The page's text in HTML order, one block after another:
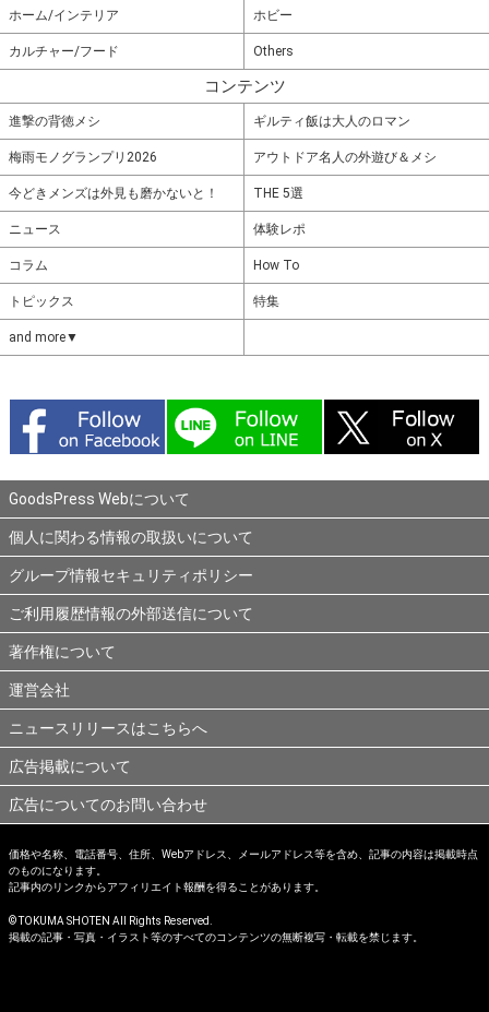
ホーム/インテリア ホビー
カルチャー/フード Others
コンテンツ
進撃の背徳メシ ギルティ飯は大人のロマン
梅雨モノグランプリ2026 アウトドア名人の外遊び＆メシ
今どきメンズは外見も磨かないと！ THE 5選
ニュース 体験レポ
コラム How To
トピックス 特集
and more▼
GoodsPress Webについて
個人に関わる情報の取扱いについて
グループ情報セキュリティポリシー
ご利用履歴情報の外部送信について
著作権について
運営会社
ニュースリリースはこちらへ
広告掲載について
広告についてのお問い合わせ
価格や名称、電話番号、住所、Webアドレス、メールアドレス等を含め、記事の内容は掲載時点
のものになります。
記事内のリンクからアフィリエイト報酬を得ることがあります。
© TOKUMA SHOTEN All Rights Reserved.
掲載の記事・写真・イラスト等のすべてのコンテンツの無断複写・転載を禁じます。